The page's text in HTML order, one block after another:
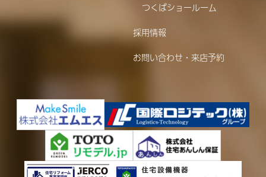
つくばショールーム
採用情報
お問い合わせ・来店予約